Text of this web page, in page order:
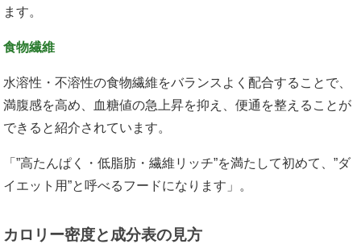
ます。
食物繊維
水溶性・不溶性の食物繊維をバランスよく配合することで、
満腹感を高め、血糖値の急上昇を抑え、便通を整えることが
できると紹介されています。
「”高たんぱく・低脂肪・繊維リッチ”を満たして初めて、”ダ
イエット用”と呼べるフードになります」。
カロリー密度と成分表の見方